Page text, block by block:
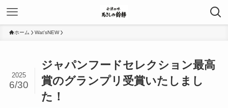
ホーム Wat'sNEW
ジャパンフードセレクション最高
賞のグランプリ受賞いたしまし
た！
2025
6/30